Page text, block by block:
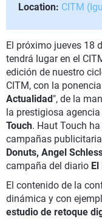
Location: CITM
El próximo jueves 18
tendrá lugar en el
edición de nuestro
CITM, con la
Actualidad", de la
la prestigiosa
Touch. Haut Touch
campañas
Donuts, Angel
campaña del diario El
El contenido de la
dinámica y con
estudio de retoque